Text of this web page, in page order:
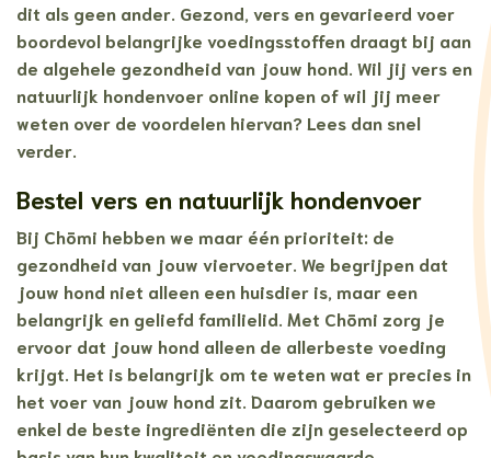
dit als geen ander. Gezond, vers en gevarieerd voer
boordevol belangrijke voedingsstoffen draagt bij aan
de algehele gezondheid van jouw hond. Wil jij vers en
natuurlijk hondenvoer online kopen of wil jij meer
weten over de voordelen hiervan? Lees dan snel
verder.
Bestel vers en natuurlijk hondenvoer
Bij Chōmi hebben we maar één prioriteit: de
gezondheid van jouw viervoeter. We begrijpen dat
jouw hond niet alleen een huisdier is, maar een
belangrijk en geliefd familielid. Met Chōmi zorg je
ervoor dat jouw hond alleen de allerbeste voeding
krijgt. Het is belangrijk om te weten wat er precies in
het voer van jouw hond zit. Daarom gebruiken we
enkel de beste ingrediënten die zijn geselecteerd op